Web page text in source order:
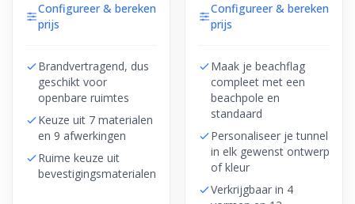
Configureer & bereken
prijs
Brandvertragend, dus
geschikt voor
openbare ruimtes
Keuze uit 7 materialen
en 9 afwerkingen
Ruime keuze uit
bevestigingsmaterialen
Configureer & bereken
prijs
Maak je beachflag
compleet met een
beachpole en
standaard
Personaliseer je tunnel
in elk gewenst ontwerp
of kleur
Verkrijgbaar in 4